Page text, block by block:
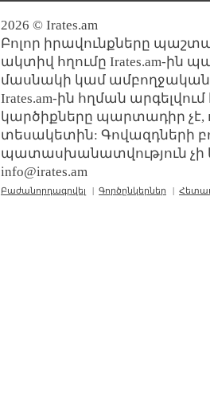
2026 © Irates.am
Բոլոր իրավունքները
ակտիվ հղումը Irates.am-ին
մասնակի կամ ամբողջական
Irates.am-ին հղման
կարծիքները պարտադիր չէ,
տեսակետին: Գովազդների
պատասխանատվություն չի
info@irates.am
Բաժանորդագրվել | Գործընկերներ |